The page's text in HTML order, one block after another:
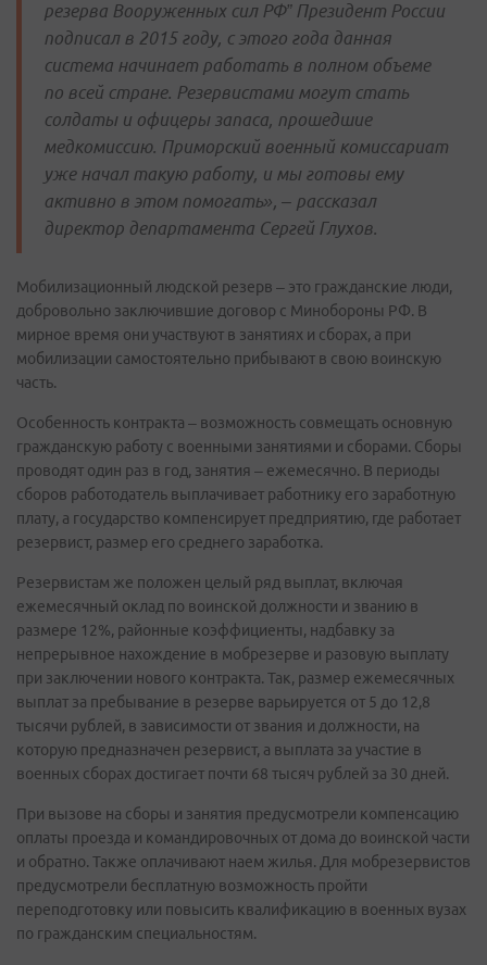
резерва Вооруженных сил РФ” Президент России
подписал в 2015 году, с этого года данная
система начинает работать в полном объеме
по всей стране. Резервистами могут стать
солдаты и офицеры запаса, прошедшие
медкомиссию. Приморский военный комиссариат
уже начал такую работу, и мы готовы ему
активно в этом помогать», – рассказал
директор департамента Сергей Глухов.
Мобилизационный людской резерв – это гражданские люди,
добровольно заключившие договор с Минобороны РФ. В
мирное время они участвуют в занятиях и сборах, а при
мобилизации самостоятельно прибывают в свою воинскую
часть.
Особенность контракта – возможность совмещать основную
гражданскую работу с военными занятиями и сборами. Сборы
проводят один раз в год, занятия – ежемесячно. В периоды
сборов работодатель выплачивает работнику его заработную
плату, а государство компенсирует предприятию, где работает
резервист, размер его среднего заработка.
Резервистам же положен целый ряд выплат, включая
ежемесячный оклад по воинской должности и званию в
размере 12%, районные коэффициенты, надбавку за
непрерывное нахождение в мобрезерве и разовую выплату
при заключении нового контракта. Так, размер ежемесячных
выплат за пребывание в резерве варьируется от 5 до 12,8
тысячи рублей, в зависимости от звания и должности, на
которую предназначен резервист, а выплата за участие в
военных сборах достигает почти 68 тысяч рублей за 30 дней.
При вызове на сборы и занятия предусмотрели компенсацию
оплаты проезда и командировочных от дома до воинской части
и обратно. Также оплачивают наем жилья. Для мобрезервистов
предусмотрели бесплатную возможность пройти
переподготовку или повысить квалификацию в военных вузах
по гражданским специальностям.